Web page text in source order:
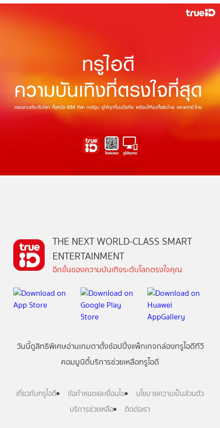
THE NEXT WORLD-CLASS SMART
ENTERTAINMENT
อีกขั้นของความบันเทิงระดับโลกตรงใจคุณ
วันนี้ดูสิทธิพิเศษอ่านเกมตาตั้งช้อปปิ้งแพ็กเกจกล่องทรูไอดีทีวี
คอมมูนิตี้บริการช่วยเหลือทรูไอดี
เกี่ยวกับทรูไอดี ข้อกำหนดและเงื่อนไข
นโยบายความเป็นส่วนตัว
บริการช่วยเหลือ
ติดต่อเรา